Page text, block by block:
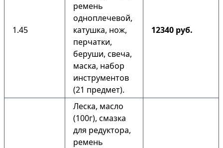
1.45
ремень
одноплечевой,
катушка, нож,
перчатки,
беруши, свеча,
маска, набор
инструментов
(21 предмет).
12340 руб.
Леска, масло
(100г), смазка
для редуктора,
ремень